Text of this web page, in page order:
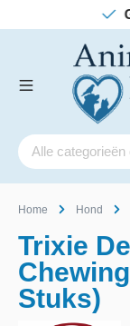
Home Hond
Trixie
Stuks)